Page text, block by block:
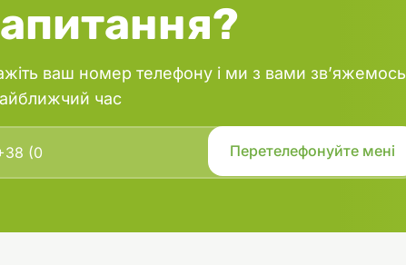
ваш номер телефону і ми з вами зв’яжемось
час